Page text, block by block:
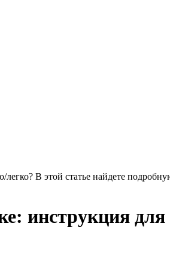
В этой статье найдете
инструкция для